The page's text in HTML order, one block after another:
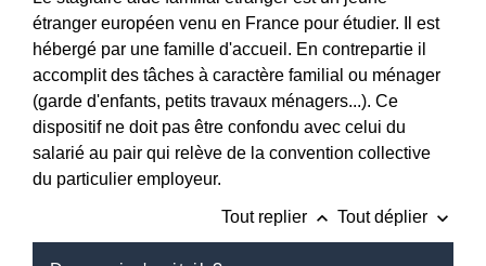
étranger européen venu en France pour étudier. Il est
hébergé par une famille d'accueil. En contrepartie il
accomplit des tâches à caractère familial ou ménager
(garde d'enfants, petits travaux ménagers...). Ce
dispositif ne doit pas être confondu avec celui du
salarié au pair qui relève de la convention collective
du particulier employeur.
Tout replier keyboard_arrow_up Tout déplier keyboard_arrow_down